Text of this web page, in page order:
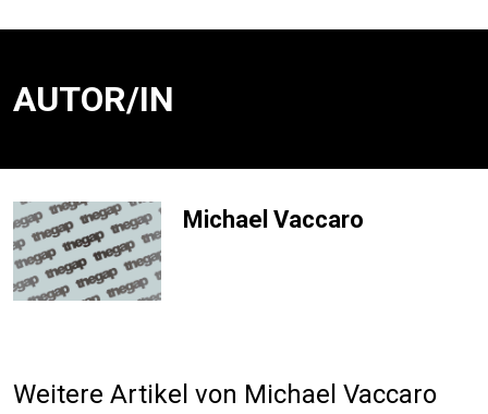
AUTOR/IN
Michael Vaccaro
Weitere Artikel von Michael Vaccaro